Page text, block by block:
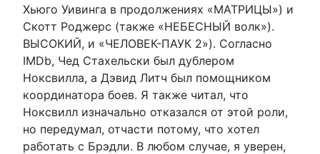
Хьюго Уивинга в продолжениях «МАТРИЦЫ») и
Скотт Роджерс (также «НЕБЕСНЫЙ волк»).
ВЫСОКИЙ, и «ЧЕЛОВЕК-ПАУК 2»). Согласно
IMDb, Чед Стахельски был дублером
Ноксвилла, а Дэвид Литч был помощником
координатора боев. Я также читал, что
Ноксвилл изначально отказался от этой роли,
но передумал, отчасти потому, что хотел
работать с Брэдли. В любом случае, я уверен,